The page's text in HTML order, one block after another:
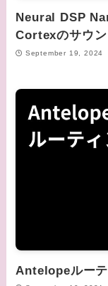
Neural DSP
Cortexのサウ
September 19, 2024
Antelopeルー